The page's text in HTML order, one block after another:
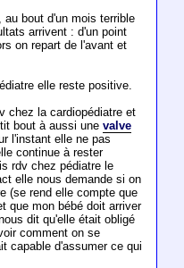
au bout d'un mois terrible
arrivent : d'un point
on repart de l'avant et
elle reste positive.
chez la cardiopédiatre et
bout à aussi une valve
l'instant elle ne pas
continue à rester
rdv chez pédiatre le
elle nous demande si on
(se rend elle compte que
que mon bébé doit arriver
dit qu'elle était obligé
comment on se
capable d'assumer ce qui